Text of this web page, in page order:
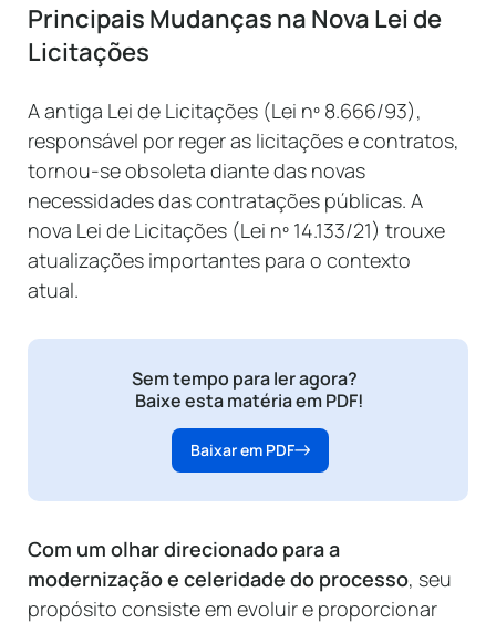
Principais Mudanças na Nova Lei de
Licitações
A antiga Lei de Licitações (Lei nº 8.666/93),
responsável por reger as licitações e contratos,
tornou-se obsoleta diante das novas
necessidades das contratações públicas. A
nova Lei de Licitações (Lei nº 14.133/21) trouxe
atualizações importantes para o contexto
atual.
Sem tempo para ler agora?
Baixe esta matéria em PDF!
Baixar em PDF
Com um olhar direcionado para a
modernização e celeridade do processo, seu
propósito consiste em evoluir e proporcionar